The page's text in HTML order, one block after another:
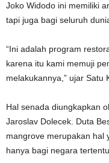
Joko Widodo ini memiliki
tapi juga bagi seluruh
“Ini adalah program
karena itu kami memuji
melakukannya,” ujar Satu
Hal senada diungkapkan
Jaroslav Dolecek. Duta
mangrove merupakan hal
hanya bagi negara